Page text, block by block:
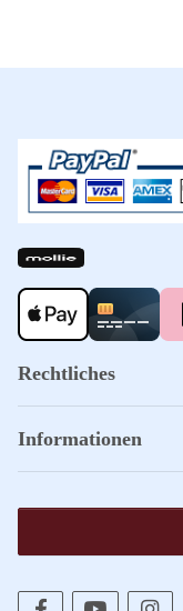
Rechtliches
Informationen